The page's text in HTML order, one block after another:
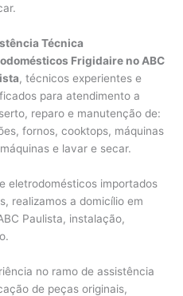
Técnica
Frigidaire no ABC
, técnicos experientes e
para atendimento a
reparo e manutenção de:
fornos, cooktops, máquinas
e lavar e secar.
eletrodomésticos importados
realizamos a domicílio em
Paulista, instalação,
no ramo de assistência
de peças originais,